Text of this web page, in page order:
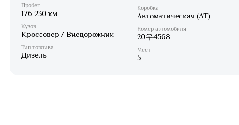
Пробег
176 230 км
Кузов
Кроссовер / Внедорожник
Тип топлива
Дизель
Коробка
Автоматическая (AT)
Номер автомобиля
20우4568
Мест
5